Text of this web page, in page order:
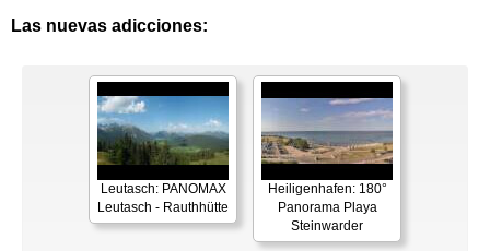
Las nuevas adicciones:
Leutasch: PANOMAX
Leutasch - Rauthhütte
Heiligenhafen: 180°
Panorama Playa
Steinwarder